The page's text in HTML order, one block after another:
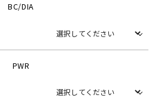
BC/DIA
PWR